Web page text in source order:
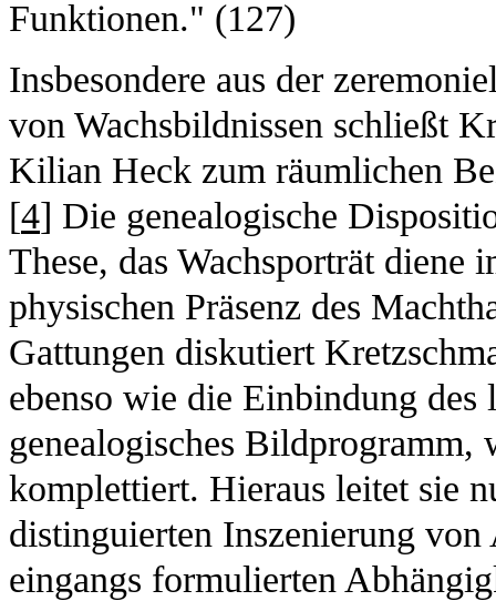
Funktionen." (127)
Insbesondere aus der
von Wachsbildnissen schließt
Kilian Heck zum räumlichen
[4] Die genealogische
These, das Wachsporträt diene
physischen Präsenz des
Gattungen diskutiert
ebenso wie die Einbindung des
genealogisches Bildprogramm,
komplettiert. Hieraus leitet sie
distinguierten Inszenierung
eingangs formulierten